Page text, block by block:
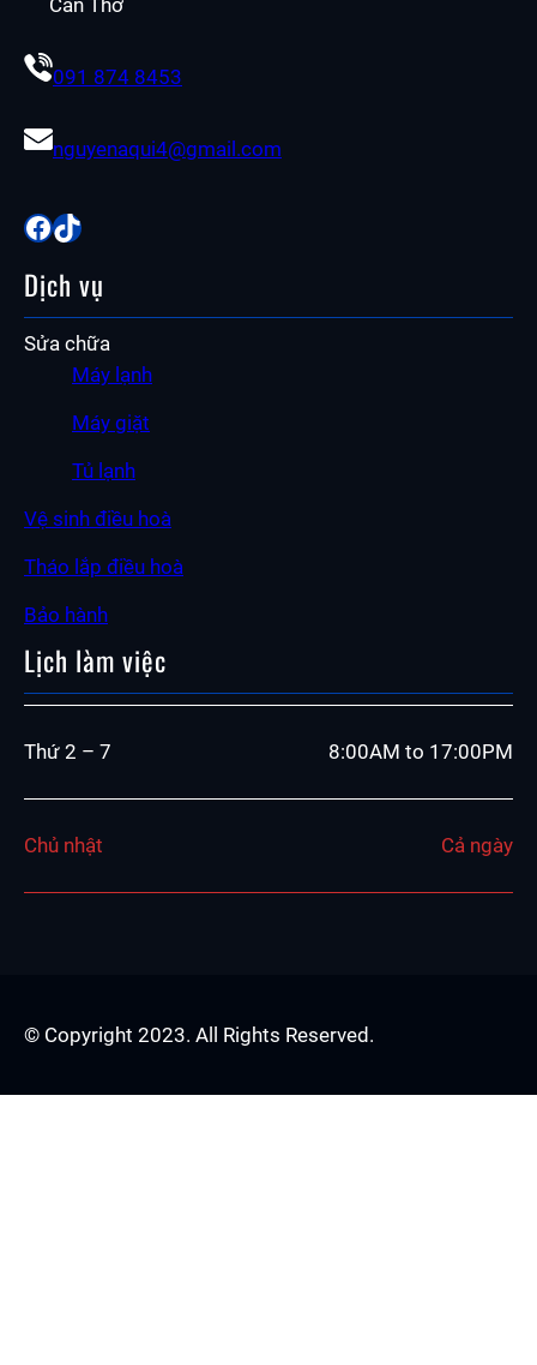
091 874 8453
nguyenaqui4@gmail.com
Facebook TikTok
Dịch vụ
Sửa chữa
Máy lạnh
Máy giặt
Tủ lạnh
Vệ sinh điều hoà
Tháo lắp điều hoà
Bảo hành
Lịch làm việc
Thứ 2 – 7 8:00AM to 17:00PM
Chủ nhật Cả ngày
© Copyright 2023. All Rights Reserved.